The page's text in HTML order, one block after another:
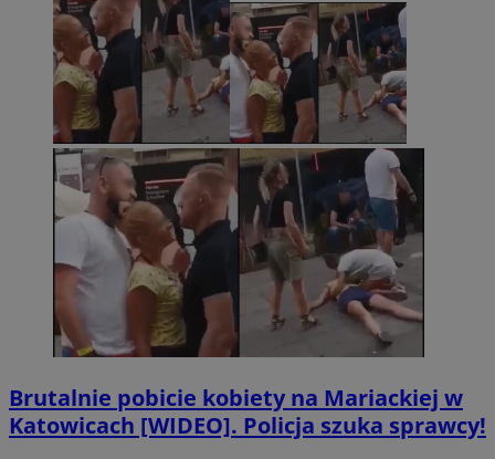
Brutalnie pobicie kobiety na Mariackiej w
Katowicach [WIDEO]. Policja szuka sprawcy!